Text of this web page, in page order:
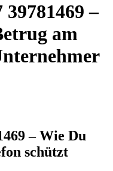
–
am
– Wie Du
schützt